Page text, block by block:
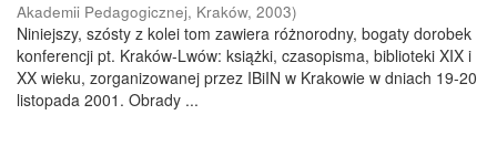
Akademii Pedagogicznej, Kraków, 2003)
Niniejszy, szósty z kolei tom zawiera różnorodny, bogaty dorobek
konferencji pt. Kraków-Lwów: książki, czasopisma, biblioteki XIX i
XX wieku, zorganizowanej przez IBiIN w Krakowie w dniach 19-20
listopada 2001. Obrady ...